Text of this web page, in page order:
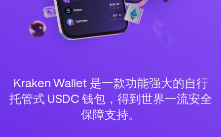
Kraken Wallet 是一款功能强大的自行
托管式 USDC 钱包，得到世界一流安全
保障支持。